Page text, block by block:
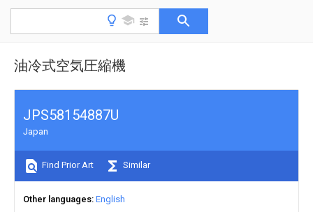
油冷式空気圧縮機
JPS58154887U
Japan
Find Prior Art Similar
Other languages English